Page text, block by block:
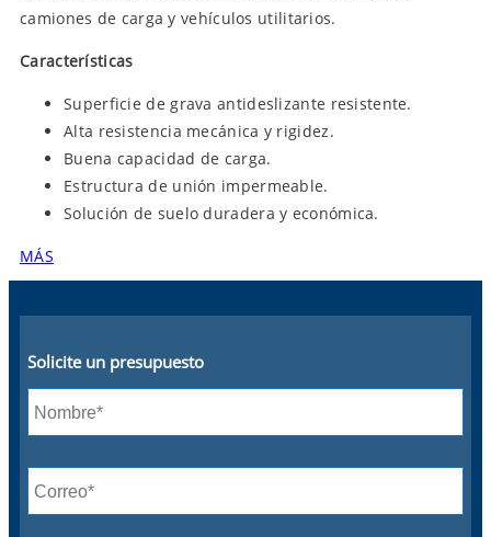
camiones de carga y vehículos utilitarios.
Características
Superficie de grava antideslizante resistente.
Alta resistencia mecánica y rigidez.
Buena capacidad de carga.
Estructura de unión impermeable.
Solución de suelo duradera y económica.
MÁS
Solicite un presupuesto